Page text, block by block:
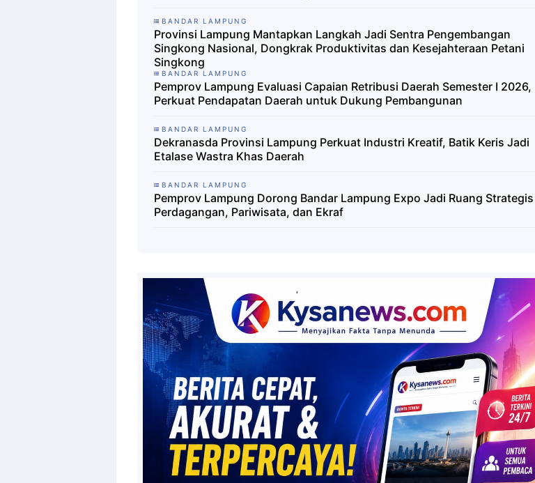
BANDAR LAMPUNG
Provinsi Lampung Mantapkan Langkah Jadi Sentra Pengembangan
Singkong Nasional, Dongkrak Produktivitas dan Kesejahteraan Petani
Singkong
BANDAR LAMPUNG
Pemprov Lampung Evaluasi Capaian Retribusi Daerah Semester I 2026,
Perkuat Pendapatan Daerah untuk Dukung Pembangunan
BANDAR LAMPUNG
Dekranasda Provinsi Lampung Perkuat Industri Kreatif, Batik Keris Jadi
Etalase Wastra Khas Daerah
BANDAR LAMPUNG
Pemprov Lampung Dorong Bandar Lampung Expo Jadi Ruang Strategis
Perdagangan, Pariwisata, dan Ekraf